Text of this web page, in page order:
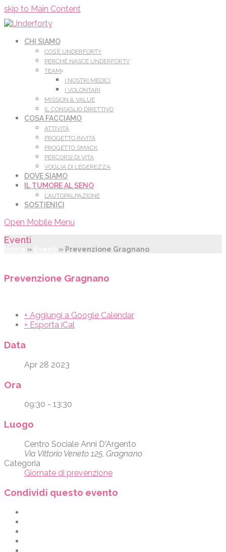
skip to Main Content
CHI SIAMO
COS’È UNDERFORTY
PERCHÈ NASCE UNDERFORTY
TEAM
I NOSTRI MEDICI
I VOLONTARI
MISSION & VALUE
IL CONSIGLIO DIRETTIVO
COSA FACCIAMO
ATTIVITÀ
PROGETTO INVITA
PROGETTO SMACK
PERCORSI DI VITA
VOGLIA DI LEGEREZZA
DOVE SIAMO
IL TUMORE AL SENO
L’AUTOPALPAZIONE
SOSTIENICI
Open Mobile Menu
Eventi
» » Prevenzione Gragnano
Prevenzione Gragnano
+ Aggiungi a Google Calendar
+ Esporta iCal
Data
Apr 28 2023
Ora
09:30 - 13:30
Luogo
Centro Sociale Anni D'Argento
Via Vittorio Veneto 125, Gragnano
Categoria
Giornate di prevenzione
Condividi questo evento